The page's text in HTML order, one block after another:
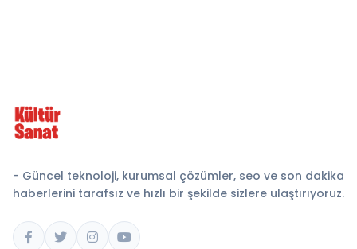
- Güncel teknoloji, kurumsal çözümler, seo ve son dakika
haberlerini tarafsız ve hızlı bir şekilde sizlere ulaştırıyoruz.